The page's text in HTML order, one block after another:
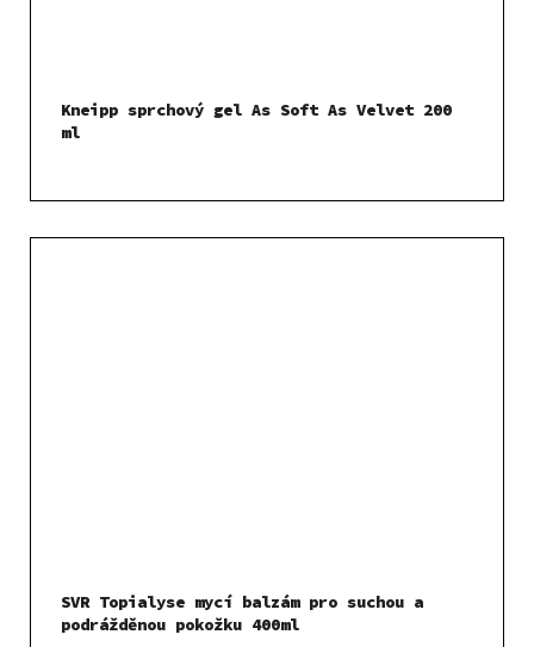
Kneipp sprchový gel As Soft As Velvet 200
ml
SVR Topialyse mycí balzám pro suchou a
podrážděnou pokožku 400ml